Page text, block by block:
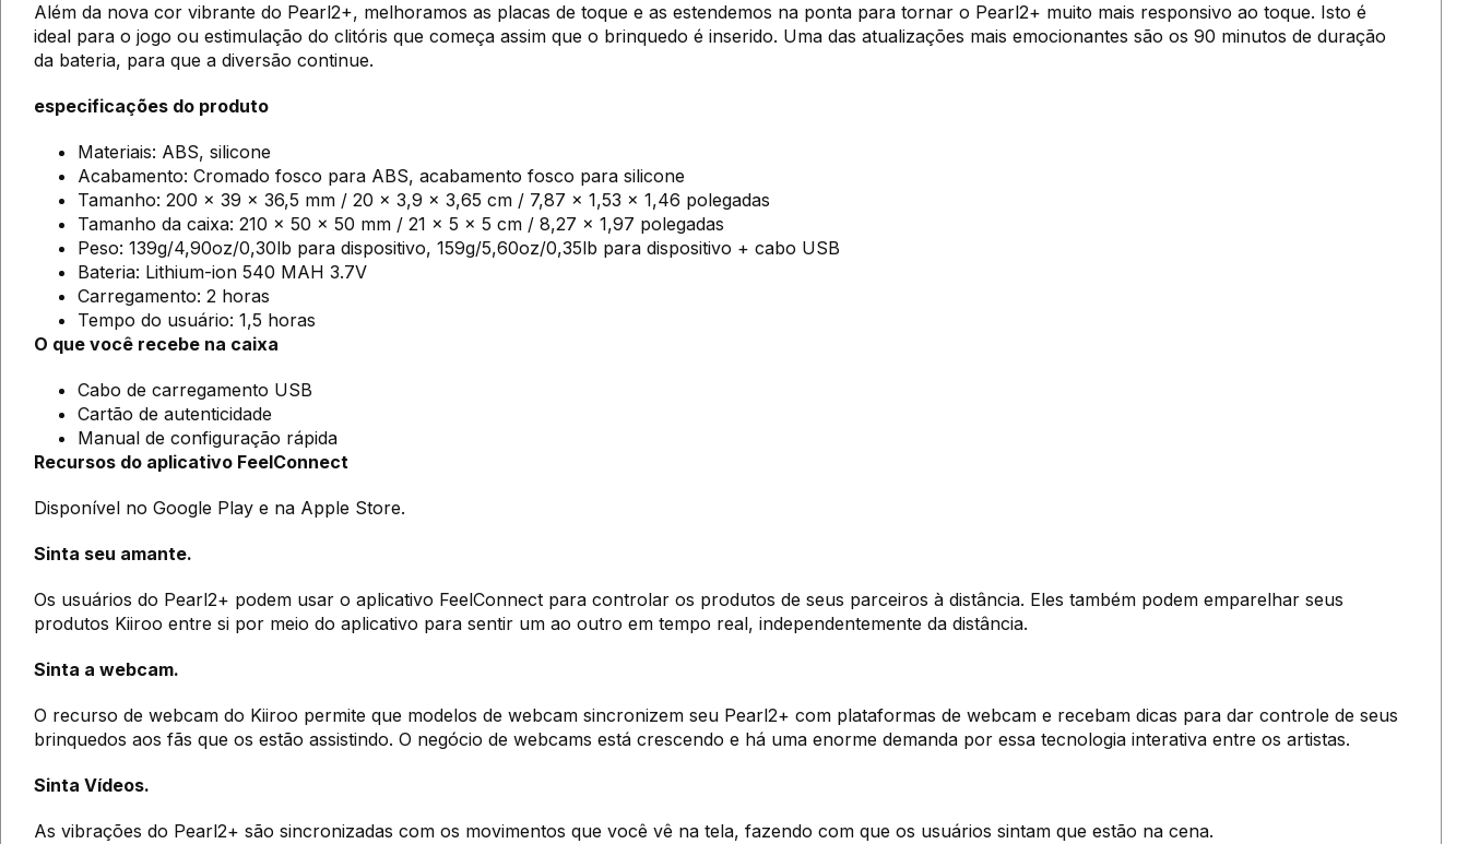
Além da nova cor vibrante do Pearl2+, melhoramos as placas de toque e as estendemos na ponta para tornar o Pearl2+ muito mais responsivo ao toque. Isto é
ideal para o jogo ou estimulação do clitóris que começa assim que o brinquedo é inserido. Uma das atualizações mais emocionantes são os 90 minutos de duração
da bateria, para que a diversão continue.
especificações do produto
Materiais: ABS, silicone
Acabamento: Cromado fosco para ABS, acabamento fosco para silicone
Tamanho: 200 x 39 x 36,5 mm / 20 x 3,9 x 3,65 cm / 7,87 x 1,53 x 1,46 polegadas
Tamanho da caixa: 210 x 50 x 50 mm / 21 x 5 x 5 cm / 8,27 x 1,97 polegadas
Peso: 139g/4,90oz/0,30lb para dispositivo, 159g/5,60oz/0,35lb para dispositivo + cabo USB
Bateria: Lithium-ion 540 MAH 3.7V
Carregamento: 2 horas
Tempo do usuário: 1,5 horas
O que você recebe na caixa
Cabo de carregamento USB
Cartão de autenticidade
Manual de configuração rápida
Recursos do aplicativo FeelConnect
Disponível no Google Play e na Apple Store.
Sinta seu amante.
Os usuários do Pearl2+ podem usar o aplicativo FeelConnect para controlar os produtos de seus parceiros à distância. Eles também podem emparelhar seus
produtos Kiiroo entre si por meio do aplicativo para sentir um ao outro em tempo real, independentemente da distância.
Sinta a webcam.
O recurso de webcam do Kiiroo permite que modelos de webcam sincronizem seu Pearl2+ com plataformas de webcam e recebam dicas para dar controle de seus
brinquedos aos fãs que os estão assistindo. O negócio de webcams está crescendo e há uma enorme demanda por essa tecnologia interativa entre os artistas.
Sinta Vídeos.
As vibrações do Pearl2+ são sincronizadas com os movimentos que você vê na tela, fazendo com que os usuários sintam que estão na cena.